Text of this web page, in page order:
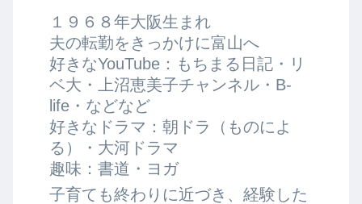
１９６８年大阪生まれ
夫の転勤をきっかけに富山へ
好きなYouTube：もちまる日記・リ
ベ大・上沼恵美子チャンネル・B-
life・などなど
好きなドラマ：朝ドラ（ものによ
る）・大河ドラマ
趣味：書道・ヨガ
子育ても終わりに近づき、経験した